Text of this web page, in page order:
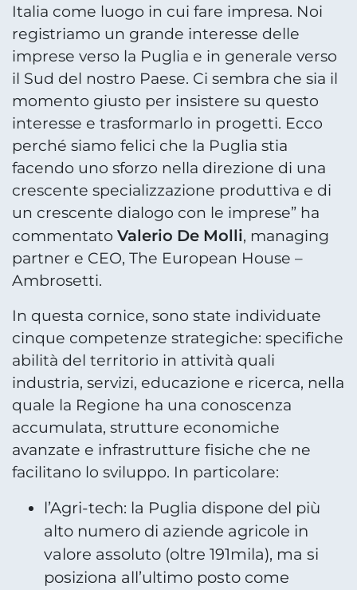
Italia come luogo in cui fare impresa. Noi
registriamo un grande interesse delle
imprese verso la Puglia e in generale verso
il Sud del nostro Paese. Ci sembra che sia il
momento giusto per insistere su questo
interesse e trasformarlo in progetti. Ecco
perché siamo felici che la Puglia stia
facendo uno sforzo nella direzione di una
crescente specializzazione produttiva e di
un crescente dialogo con le imprese” ha
commentato Valerio De Molli, managing
partner e CEO, The European House –
Ambrosetti.
In questa cornice, sono state individuate
cinque competenze strategiche: specifiche
abilità del territorio in attività quali
industria, servizi, educazione e ricerca, nella
quale la Regione ha una conoscenza
accumulata, strutture economiche
avanzate e infrastrutture fisiche che ne
facilitano lo sviluppo. In particolare:
l’Agri-tech: la Puglia dispone del più
alto numero di aziende agricole in
valore assoluto (oltre 191mila), ma si
posiziona all’ultimo posto come